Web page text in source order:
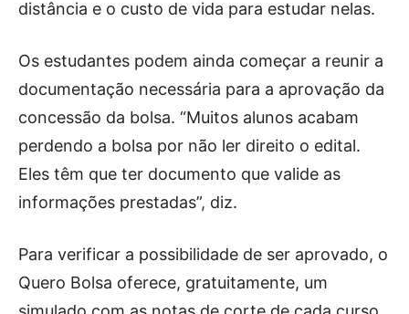
distância e o custo de vida para estudar nelas.
Os estudantes podem ainda começar a reunir a
documentação necessária para a aprovação da
concessão da bolsa. “Muitos alunos acabam
perdendo a bolsa por não ler direito o edital.
Eles têm que ter documento que valide as
informações prestadas”, diz.
Para verificar a possibilidade de ser aprovado, o
Quero Bolsa oferece, gratuitamente, um